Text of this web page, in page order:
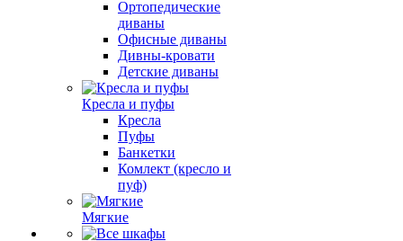
Ортопедические
диваны
Офисные диваны
Дивны-кровати
Детские диваны
Кресла и пуфы
Кресла
Пуфы
Банкетки
Комлект (кресло и
пуф)
Мягкие